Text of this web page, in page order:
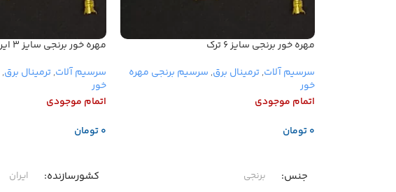
مهره خور برنجی سایز ۶ ترک
سرسیم آلات,ترمینال برق, سرسیم برنجی مهره
خور
اتمام موجودی
تومان
جنس برنجی
مهره خور برنجی سایز ۳ ایرانی
سرسیم آلات,ترمینال برق,
خور
اتمام موجودی
تومان
کشورسازنده ایران